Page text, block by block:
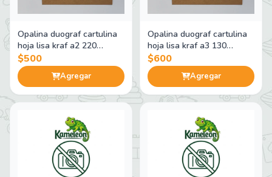
Opalina duograf cartulina
hoja lisa kraf a2 220
gramos
$500
Agregar
Opalina duograf cartulina
hoja lisa kraf a3 130
gramos
$600
Agregar